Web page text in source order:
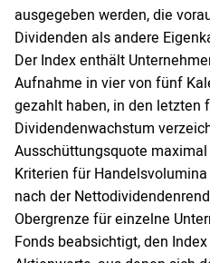
ausgegeben werden, die
Dividenden als andere
Der Index enthält
Aufnahme in vier von fünf
gezahlt haben, in den
Dividendenwachstum
Ausschüttungsquote
Kriterien für
nach der
Obergrenze für einzelne
Fonds beabsichtigt, den